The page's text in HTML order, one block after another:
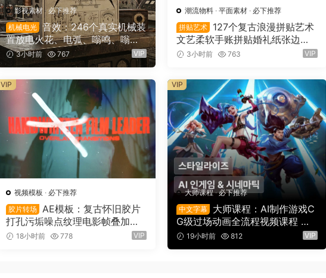
影视素材·必下推荐
机械电光
音效：246个真实机械装
置放电火花、电弧、嗡鸣、嗡
鸣、机械激活冲击电影游戏广告
音效素材 SoundMorph SPARK
3小时前 767 VIP
潮流物料 ·平面素材 · 必下推荐
拼贴艺术
127个复古浪漫拼贴艺术
文艺柔软手账拼贴婚礼纸张边框
信封蕾丝蝴蝶结小物件丝带布片P
3小时前 763 VIP
视频模板 · 必下推荐
胶片转场
AE模板：复古怀旧胶片
打孔污垢噪点纹理电影帧叠加电
影短片剪辑转场过渡（16150）
18小时前 778 VIP
VIP
大师课程·必下推荐
中文字幕
大师课程：AI制作游戏C
G级过场动画全流程视频课程 中
文字幕（16149）
19小时前 812 VIP
VIP